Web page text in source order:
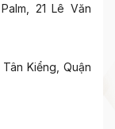
21 Lê Văn
Kiểng, Quận